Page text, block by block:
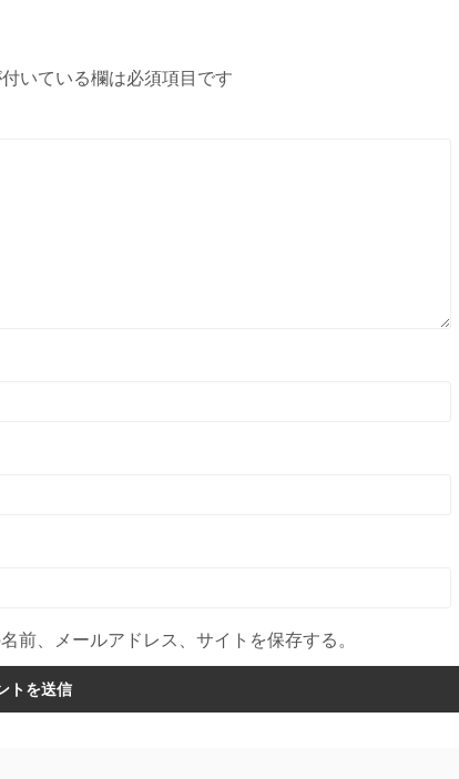
付いている欄は必須項目です
前、メールアドレス、サイトを保存する。